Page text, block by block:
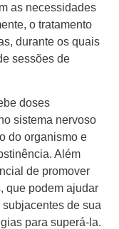
as necessidades
o tratamento
durante os quais
sessões de
doses
sistema nervoso
do organismo e
Além
de promover
que podem ajudar
de sua
para superá-la.